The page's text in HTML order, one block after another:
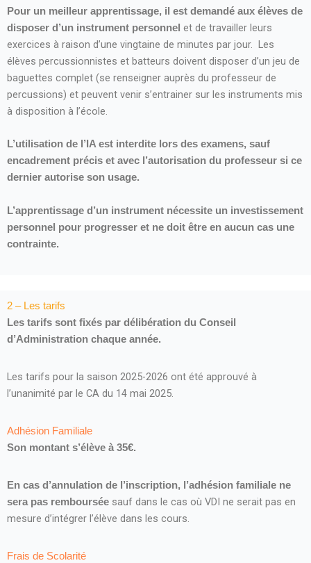
Pour un meilleur apprentissage, il est demandé aux élèves de
disposer d’un instrument personnel et de travailler leurs
exercices à raison d’une vingtaine de minutes par jour. Les
élèves percussionnistes et batteurs doivent disposer d’un jeu de
baguettes complet (se renseigner auprès du professeur de
percussions) et peuvent venir s’entrainer sur les instruments mis
à disposition à l’école.
L’utilisation de l’IA est interdite lors des examens, sauf
encadrement précis et avec l’autorisation du professeur si ce
dernier autorise son usage.
L’apprentissage d’un instrument nécessite un investissement
personnel pour progresser et ne doit être en aucun cas une
contrainte.
2 – Les tarifs
Les tarifs sont fixés par délibération du Conseil
d’Administration chaque année.
Les tarifs pour la saison 2025-2026 ont été approuvé à
l’unanimité par le CA du 14 mai 2025.
Adhésion Familiale
Son montant s’élève à 35€.
En cas d’annulation de l’inscription, l’adhésion familiale ne
sera pas remboursée sauf dans le cas où VDI ne serait pas en
mesure d’intégrer l’élève dans les cours.
Frais de Scolarité